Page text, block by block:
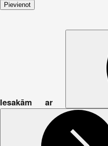
Pievienot
Iesakām ar